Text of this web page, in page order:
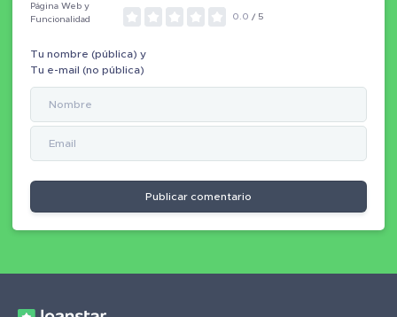
Página Web y
Funcionalidad
0.0 / 5
Tu nombre (pública) y
Tu e-mail (no pública)
Publicar comentario